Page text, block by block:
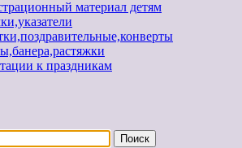
материал детям
к праздникам